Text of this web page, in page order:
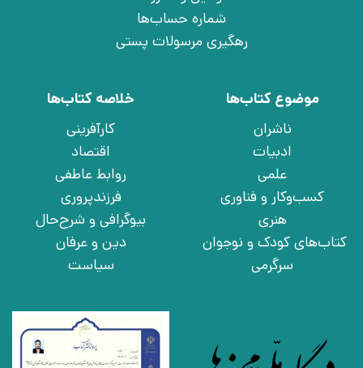
شماره حساب‌ها
رهگیری مرسولات پستی
موضوع کتاب‌ها
ناشران
ادبیات
علمی
کسب‌وکار و فناوری
هنری
کتاب‌های کودک و نوجوان
سرگرمی
خلاصه کتاب‌ها
کارآفرینی
اقتصاد
روابط عاطفی
فرزندپروری
بیوگرافی و شرح‌حال
دین و عرفان
سیاست